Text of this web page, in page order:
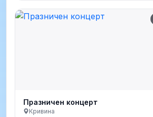
Празничен концерт
Кривина